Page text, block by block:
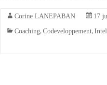
Corine LANEPABAN 17
Coaching, Codeveloppement,